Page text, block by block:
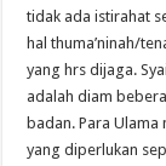
tidak ada istirahat
hal thuma’ninah/
yang hrs dijaga.
adalah diam
badan. Para
yang diperlukan